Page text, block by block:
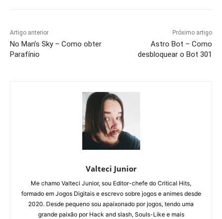
Artigo anterior
No Man’s Sky – Como obter
Parafínio
Próximo artigo
Astro Bot – Como
desbloquear o Bot 301
Valteci Junior
Me chamo Valteci Junior, sou Editor-chefe do Critical Hits,
formado em Jogos Digitais e escrevo sobre jogos e animes desde
2020. Desde pequeno sou apaixonado por jogos, tendo uma
grande paixão por Hack and slash, Souls-Like e mais